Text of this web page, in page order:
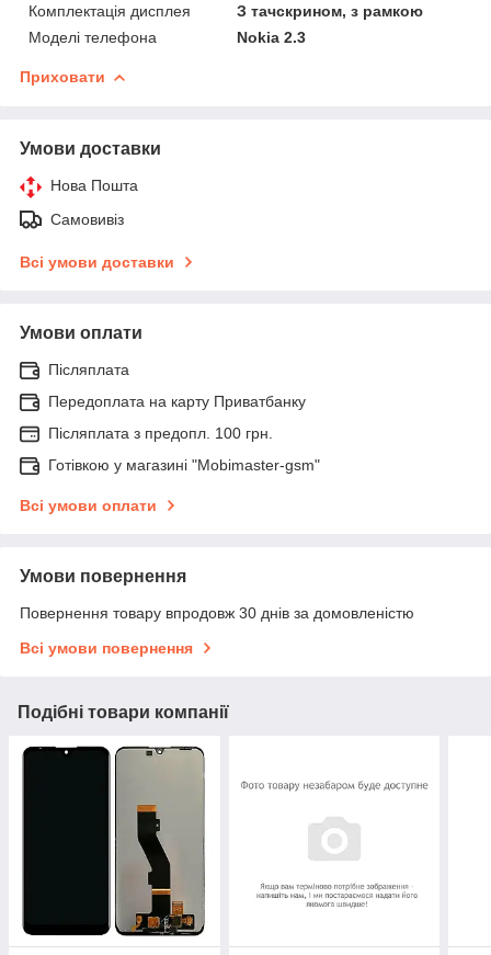
Комплектація дисплея
З тачскрином, з рамкою
Моделі телефона
Nokia 2.3
Приховати
Умови доставки
Нова Пошта
Самовивіз
Всі умови доставки
Умови оплати
Післяплата
Передоплата на карту Приватбанку
Післяплата з предопл. 100 грн.
Готівкою у магазині "Mobimaster-gsm"
Всі умови оплати
Умови повернення
Повернення товару впродовж 30 днів за домовленістю
Всі умови повернення
Подібні товари компанії